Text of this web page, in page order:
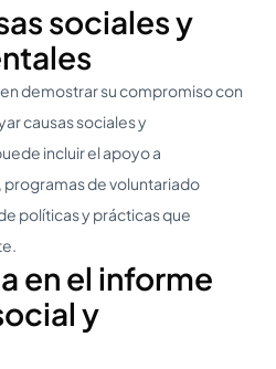
sociales y
demostrar su compromiso con
causas sociales y
incluir el apoyo a
de voluntariado
políticas y prácticas que
en el informe
y